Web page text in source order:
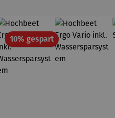
10% gespartRabatt